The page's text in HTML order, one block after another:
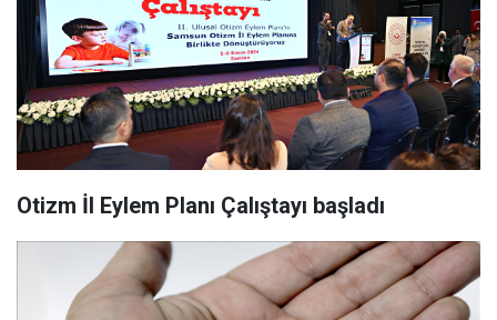
Otizm İl Eylem Planı Çalıştayı başladı